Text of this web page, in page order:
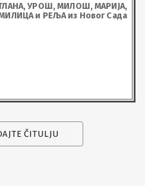
УРОШ, МИЛОШ, МАРИЈА,
и РЕЉА из Новог Сада
ČITULJU